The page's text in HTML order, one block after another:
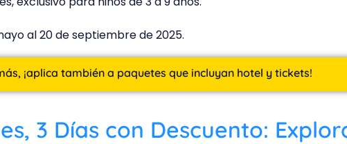
al 20 de septiembre de 2025.
¡aplica también a paquetes que incluyan hotel y tickets!
3 Días con Descuento: